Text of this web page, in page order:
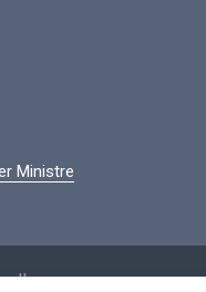
Ministre